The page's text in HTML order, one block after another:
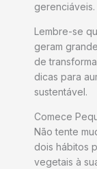
gerenciáveis.
Lembre-se
geram
de
dicas para
sustentável.
Comece
Não tente
dois hábitos
vegetais à